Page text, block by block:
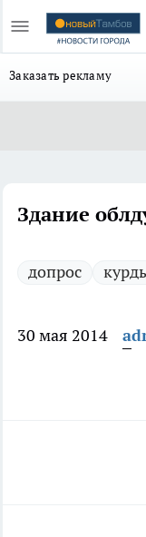
Заказать рекламу
Здание
допрос
30 мая 2014